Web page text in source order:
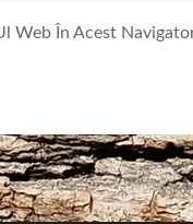
Web În Acest